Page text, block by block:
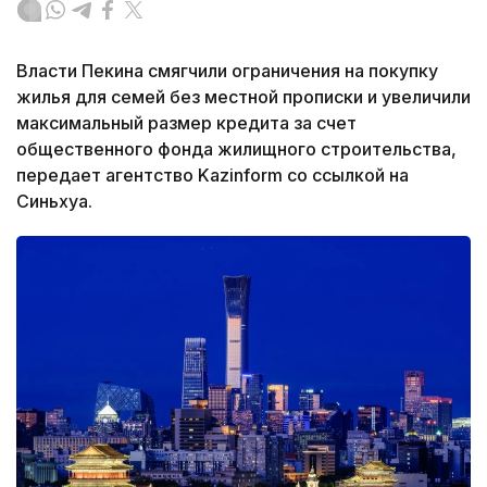
Власти Пекина смягчили ограничения на покупку
жилья для семей без местной прописки и увеличили
максимальный размер кредита за счет
общественного фонда жилищного строительства,
передает агентство Kazinform со ссылкой на
Синьхуа.